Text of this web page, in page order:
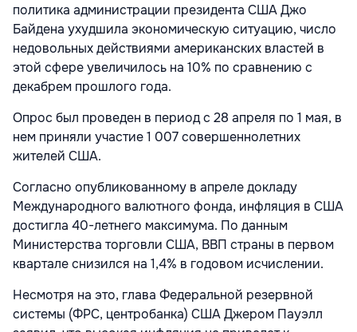
политика администрации президента США Джо
Байдена ухудшила экономическую ситуацию, число
недовольных действиями американских властей в
этой сфере увеличилось на 10% по сравнению с
декабрем прошлого года.
Опрос был проведен в период с 28 апреля по 1 мая, в
нем приняли участие 1 007 совершеннолетних
жителей США.
Согласно опубликованному в апреле докладу
Международного валютного фонда, инфляция в США
достигла 40-летнего максимума. По данным
Министерства торговли США, ВВП страны в первом
квартале снизился на 1,4% в годовом исчислении.
Несмотря на это, глава Федеральной резервной
системы (ФРС, центробанка) США Джером Пауэлл